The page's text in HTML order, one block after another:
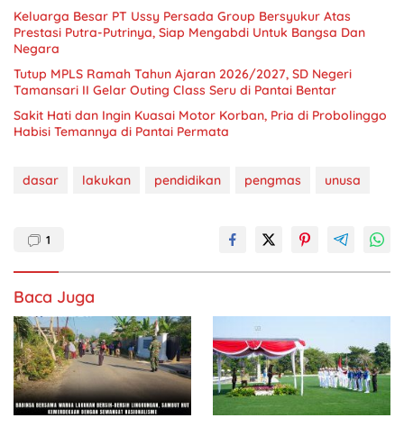
Keluarga Besar PT Ussy Persada Group Bersyukur Atas
Prestasi Putra-Putrinya, Siap Mengabdi Untuk Bangsa Dan
Negara
Tutup MPLS Ramah Tahun Ajaran 2026/2027, SD Negeri
Tamansari II Gelar Outing Class Seru di Pantai Bentar
Sakit Hati dan Ingin Kuasai Motor Korban, Pria di Probolinggo
Habisi Temannya di Pantai Permata
dasar lakukan pendidikan pengmas unusa
1
Baca Juga